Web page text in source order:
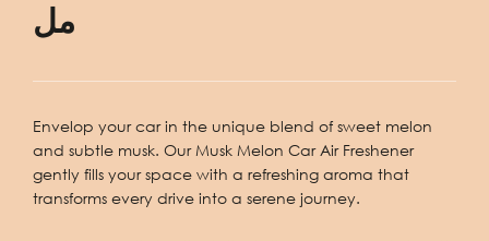
مل
Envelop your car in the unique blend of sweet melon
and subtle musk. Our Musk Melon Car Air Freshener
gently fills your space with a refreshing aroma that
transforms every drive into a serene journey.